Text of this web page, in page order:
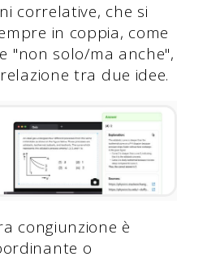
correlative, che si
in coppia, come
"non solo/ma anche",
tra due idee.
congiunzione è
o